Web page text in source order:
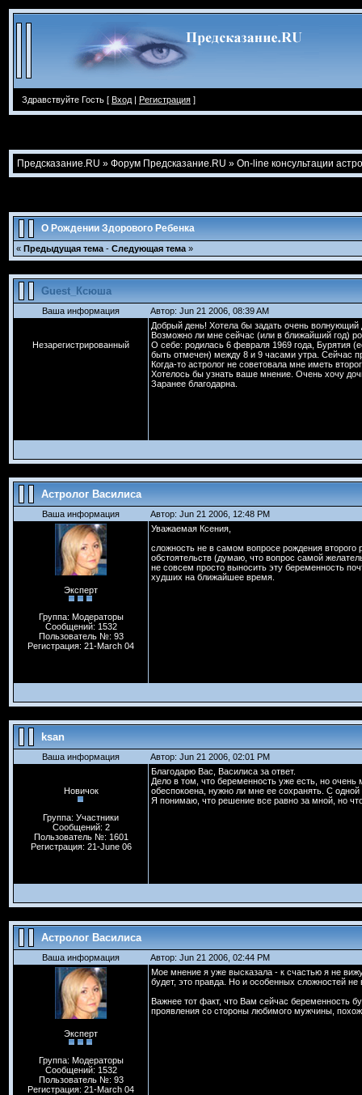
Здравствуйте Гость [ Вход | Регистрация ]
Предсказание.RU » Форум Предсказание.RU » On-line консультации
О Рождении Здорового Ребенка
« Предыдущая тема - Следующая тема »
Guest_Ксюша
Ваша информация Автор: Jun 21 2006, 08:39 AM
Незарегистрированный
Добрый день! Хотела бы задать очень волнующий
Возможно ли мне сейчас (или в ближайший год)
О себе: родилась 6 февраля 1969 года, Бурятия
быть отмечен) между 8 и 9 часами утра. Сейчас
Когда-то астролог не советовала мне иметь
Хотелось бы узнать ваше мнение. Очень хочу
Заранее благодарна.
Астролог Василиса
Ваша информация Автор: Jun 21 2006, 12:48 PM
Эксперт
Группа: Модераторы
Сообщений: 1532
Пользователь №: 93
Регистрация: 21-March 04
Уважаемая Ксения,
сложность не в самом вопросе рождения
обстоятельств (думаю, что вопрос самой
не совсем просто выносить эту беременность
худших на ближайшее время.
ksan
Ваша информация Автор: Jun 21 2006, 02:01 PM
Новичок
Группа: Участники
Сообщений: 2
Пользователь №: 1601
Регистрация: 21-June 06
Благодарю Вас, Василиса за ответ.
Дело в том, что беременность уже есть, но
обеспокоена, нужно ли мне ее сохранять. С
Я понимаю, что решение все равно за мной, но
Астролог Василиса
Ваша информация Автор: Jun 21 2006, 02:44 PM
Эксперт
Группа: Модераторы
Сообщений: 1532
Пользователь №: 93
Регистрация: 21-March 04
Мое мнение я уже высказала - к счастью я не
будет, это правда. Но и особенных сложностей
Важнее тот факт, что Вам сейчас беременность
проявления со стороны любимого мужчины,